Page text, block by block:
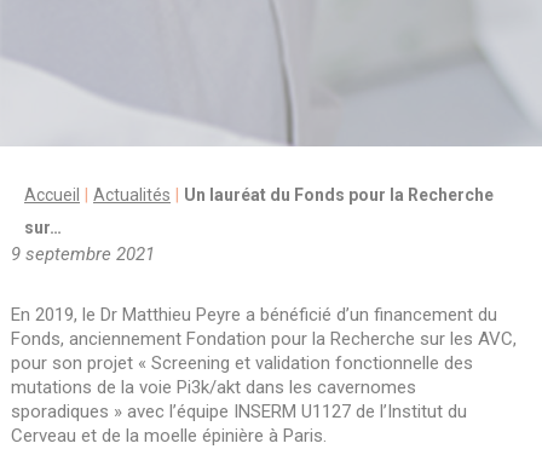
Accueil Actualités
Un lauréat du Fonds pour la Recherche
sur…
9 septembre 2021
En 2019, le Dr Matthieu Peyre a bénéficié d’un financement du
Fonds, anciennement Fondation pour la Recherche sur les AVC,
pour son projet « Screening et validation fonctionnelle des
mutations de la voie Pi3k/akt dans les cavernomes
sporadiques » avec l’équipe INSERM U1127 de l’Institut du
Cerveau et de la moelle épinière à Paris.